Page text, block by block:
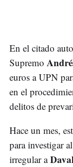
En el citado
Supremo
euros a UPN
en el
delitos de
Hace un mes,
para investigar
irregular a